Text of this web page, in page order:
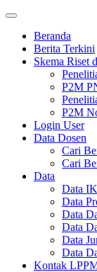
Beranda
Berita Terkini
Skema Riset
P2M
P2M
Login User
Data Dosen
Cari
Cari
Data
Data
Data
Data
Data
Data
Data
Kontak